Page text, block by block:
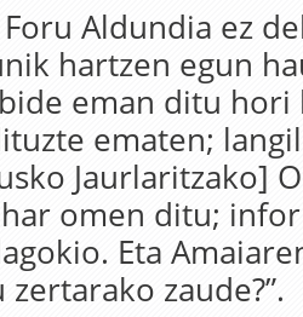
Aldundia ez
hartzen egun
eman ditu hori
ematen;
Jaurlaritzako]
omen ditu;
Eta
zertarako zaude?”.